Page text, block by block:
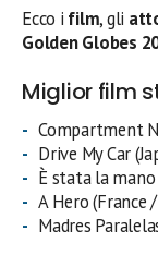
Ecco i film, gli
Golden Globes
Miglior film
Compartment
Drive My Car
È stata la
A Hero (France
Madres